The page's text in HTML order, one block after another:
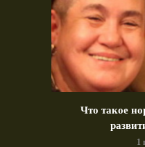
Что такое
1